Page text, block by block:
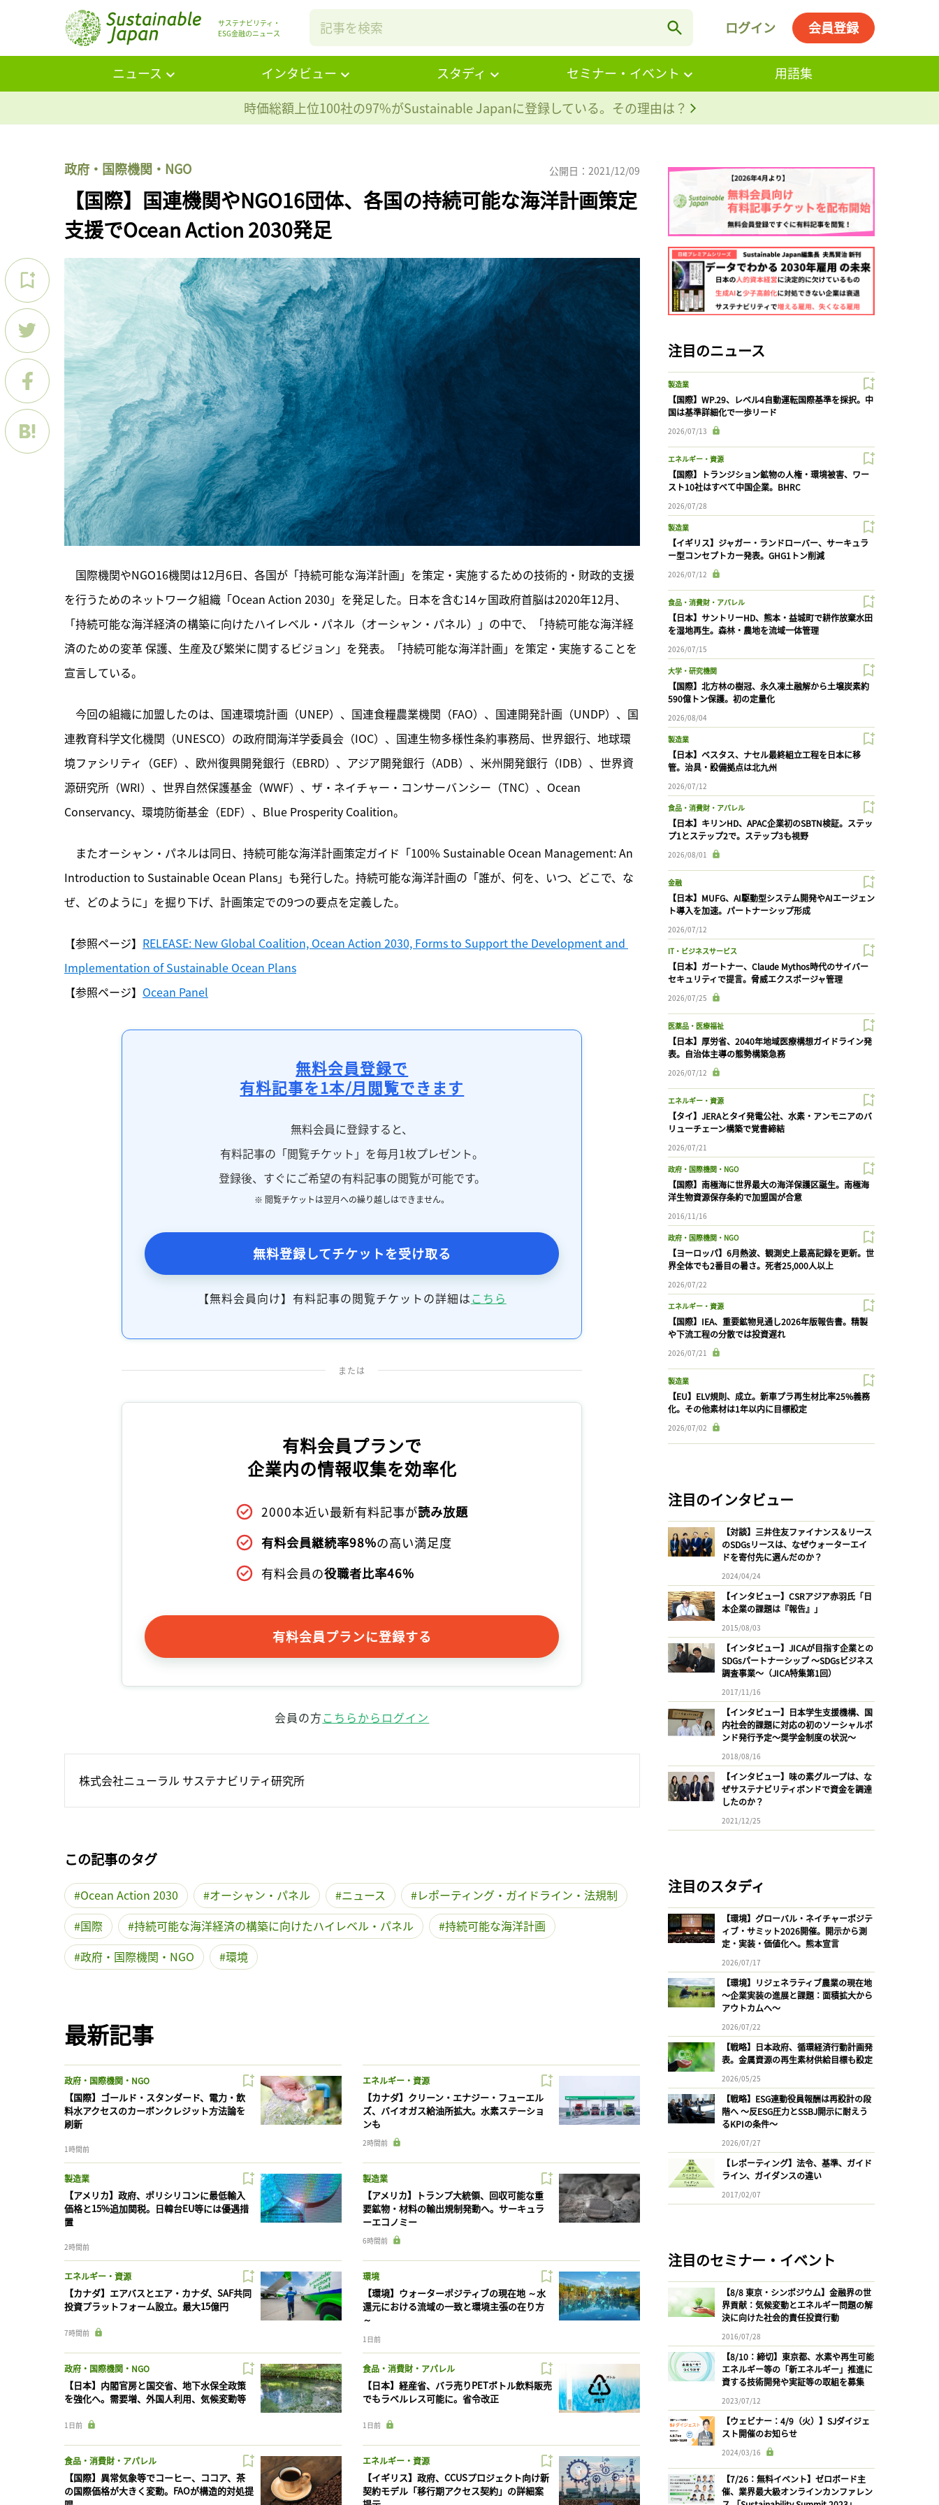
サステナビリティ・
ESG金融のニュース
ログイン 会員登録
ニュース インタビュー スタディ セミナー・イベント
用語集
時価総額上位100社の97%がSustainable Japanに登録している。その理由は？
政府・国際機関・NGO 公開日：2021/12/09
【国際】国連機関やNGO16団体、各国の持続可能な海洋計画策定
支援でOcean Action 2030発足
国際機関やNGO16機関は12月6日、各国が「持続可能な海洋計画」を策定・実施するための技術的・財政的支援
を行うためのネットワーク組織「Ocean Action 2030」を発足した。日本を含む14ヶ国政府首脳は2020年12月、
「持続可能な海洋経済の構築に向けたハイレベル・パネル（オーシャン・パネル）」の中で、「持続可能な海洋経
済のための変革 保護、生産及び繁栄に関するビジョン」を発表。「持続可能な海洋計画」を策定・実施することを
宣言している。
今回の組織に加盟したのは、国連環境計画（UNEP）、国連食糧農業機関（FAO）、国連開発計画（UNDP）、国
連教育科学文化機関（UNESCO）の政府間海洋学委員会（IOC）、国連生物多様性条約事務局、世界銀行、地球環
境ファシリティ（GEF）、欧州復興開発銀行（EBRD）、アジア開発銀行（ADB）、米州開発銀行（IDB）、世界資
源研究所（WRI）、世界自然保護基金（WWF）、ザ・ネイチャー・コンサーバンシー（TNC）、Ocean
Conservancy、環境防衛基金（EDF）、Blue Prosperity Coalition。
またオーシャン・パネルは同日、持続可能な海洋計画策定ガイド「100% Sustainable Ocean Management: An
Introduction to Sustainable Ocean Plans」も発行した。持続可能な海洋計画の「誰が、何を、いつ、どこで、な
ぜ、どのように」を掘り下げ、計画策定での9つの要点を定義した。
【参照ページ】 RELEASE: New Global Coalition, Ocean Action 2030, Forms to Support the Development and
Implementation of Sustainable Ocean Plans
【参照ページ】 Ocean Panel
無料会員登録で
有料記事を1本/月閲覧できます
無料会員に登録すると、
有料記事の「閲覧チケット」を毎月1枚プレゼント。
登録後、すぐにご希望の有料記事の閲覧が可能です。
※ 閲覧チケットは翌月への繰り越しはできません。
無料登録してチケットを受け取る
【無料会員向け】有料記事の閲覧チケットの詳細はこちら
または
有料会員プランで
企業内の情報収集を効率化
2000本近い最新有料記事が読み放題
有料会員継続率98%の高い満足度
有料会員の役職者比率46%
有料会員プランに登録する
会員の方こちらからログイン
株式会社ニューラル サステナビリティ研究所
この記事のタグ
Ocean Action 2030 オーシャン・パネル ニュース
レポーティング・ガイドライン・法規制
国際
持続可能な海洋経済の構築に向けたハイレベル・パネル
持続可能な海洋計画
政府・国際機関・NGO
環境
最新記事
政府・国際機関・NGO
【国際】ゴールド・スタンダード、電力・飲
料水アクセスのカーボンクレジット方法論を
刷新
1時間前
エネルギー・資源
【カナダ】クリーン・エナジー・フューエル
ズ、バイオガス給油所拡大。水素ステーショ
ンも
2時間前
製造業
【アメリカ】政府、ポリシリコンに最低輸入
価格と15%追加関税。日韓台EU等には優遇措
置
2時間前
製造業
【アメリカ】トランプ大統領、回収可能な重
要鉱物・材料の輸出規制発動へ。サーキュラ
ーエコノミー
6時間前
エネルギー・資源
【カナダ】エアバスとエア・カナダ、SAF共同
投資プラットフォーム設立。最大15億円
7時間前
環境
【環境】ウォーターポジティブの現在地 ～水
還元における流域の一致と環境主張の在り方
～
1日前
政府・国際機関・NGO
【日本】内閣官房と国交省、地下水保全政策
を強化へ。需要増、外国人利用、気候変動等
1日前
食品・消費財・アパレル
【日本】経産省、バラ売りPETボトル飲料販売
でもラベルレス可能に。省令改正
1日前
食品・消費財・アパレル
【国際】異常気象等でコーヒー、ココア、茶
の国際価格が大きく変動。FAOが構造的対処提
エネルギー・資源
【イギリス】政府、CCUSプロジェクト向け新
契約モデル「移行期アクセス契約」の詳細案
注目のニュース
製造業
【国際】WP.29、レベル4自動運転国際基準を採択。中
国は基準詳細化で一歩リード
2026/07/13
エネルギー・資源
【国際】トランジション鉱物の人権・環境被害、ワー
スト10社はすべて中国企業。BHRC
2026/07/28
製造業
【イギリス】ジャガー・ランドローバー、サーキュラ
ー型コンセプトカー発表。GHG1トン削減
2026/07/12
食品・消費財・アパレル
【日本】サントリーHD、熊本・益城町で耕作放棄水田
を湿地再生。森林・農地を流域一体管理
2026/07/15
大学・研究機関
【国際】北方林の樹冠、永久凍土融解から土壌炭素約
590億トン保護。初の定量化
2026/08/04
製造業
【日本】ベスタス、ナセル最終組立工程を日本に移
管。治具・設備拠点は北九州
2026/07/12
食品・消費財・アパレル
【日本】キリンHD、APAC企業初のSBTN検証。ステッ
プ1とステップ2で。ステップ3も視野
2026/08/01
金融
【日本】MUFG、AI駆動型システム開発やAIエージェン
ト導入を加速。パートナーシップ形成
2026/07/12
IT・ビジネスサービス
【日本】ガートナー、Claude Mythos時代のサイバー
セキュリティで提言。脅威エクスポージャ管理
2026/07/25
医薬品・医療福祉
【日本】厚労省、2040年地域医療構想ガイドライン発
表。自治体主導の態勢構築急務
2026/07/12
エネルギー・資源
【タイ】JERAとタイ発電公社、水素・アンモニアのバ
リューチェーン構築で覚書締結
2026/07/21
政府・国際機関・NGO
【国際】南極海に世界最大の海洋保護区誕生。南極海
洋生物資源保存条約で加盟国が合意
2016/11/16
政府・国際機関・NGO
【ヨーロッパ】6月熱波、観測史上最高記録を更新。世
界全体でも2番目の暑さ。死者25,000人以上
2026/07/22
エネルギー・資源
【国際】IEA、重要鉱物見通し2026年版報告書。精製
や下流工程の分散では投資遅れ
2026/07/21
製造業
【EU】ELV規則、成立。新車プラ再生材比率25%義務
化。その他素材は1年以内に目標設定
2026/07/02
注目のインタビュー
【対談】三井住友ファイナンス＆リース
のSDGsリースは、なぜウォーターエイ
ドを寄付先に選んだのか？
2024/04/24
【インタビュー】CSRアジア赤羽氏「日
本企業の課題は『報告』」
2015/08/03
【インタビュー】JICAが目指す企業との
SDGsパートナーシップ 〜SDGsビジネス
調査事業〜（JICA特集第1回）
2017/11/16
【インタビュー】日本学生支援機構、国
内社会的課題に対応の初のソーシャルボ
ンド発行予定〜奨学金制度の状況〜
2018/08/16
【インタビュー】味の素グループは、な
ぜサステナビリティボンドで資金を調達
したのか？
2021/12/25
注目のスタディ
【環境】グローバル・ネイチャーポジテ
ィブ・サミット2026開催。開示から測
定・実装・価値化へ。熊本宣言
2026/07/17
【環境】リジェネラティブ農業の現在地
〜企業実装の進展と課題：面積拡大から
アウトカムへ〜
2026/07/22
【戦略】日本政府、循環経済行動計画発
表。金属資源の再生素材供給目標も設定
2026/05/25
【戦略】ESG連動役員報酬は再設計の段
階へ 〜反ESG圧力とSSBJ開示に耐えう
るKPIの条件〜
2026/07/27
【レポーティング】法令、基準、ガイド
ライン、ガイダンスの違い
2017/02/07
注目のセミナー・イベント
【8/8 東京・シンポジウム】金融界の世
界貢献：気候変動とエネルギー問題の解
決に向けた社会的責任投資行動
2016/07/28
【8/10：締切】東京都、水素や再生可能
エネルギー等の「新エネルギー」推進に
資する技術開発や実証等の取組を募集
2023/07/12
【ウェビナー：4/9（火）】SJダイジェ
スト開催のお知らせ
2024/03/16
【7/26：無料イベント】ゼロボード主
催、業界最大級オンラインカンファレン
記事をお気に入りに保存するには
ログイン 会員登録